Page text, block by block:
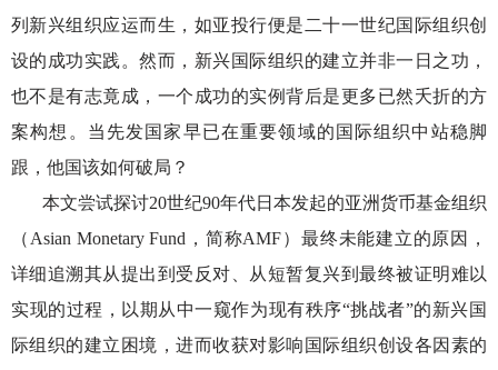
列新兴组织应运而生，如亚投行便是二十一世纪国际组织创
设的成功实践。然而，新兴国际组织的建立并非一日之功，
也不是有志竟成，一个成功的实例背后是更多已然夭折的方
案构想。当先发国家早已在重要领域的国际组织中站稳脚
跟，他国该如何破局？
本文尝试探讨20世纪90年代日本发起的亚洲货币基金组织
（Asian Monetary Fund，简称AMF）最终未能建立的原因，
详细追溯其从提出到受反对、从短暂复兴到最终被证明难以
实现的过程，以期从中一窥作为现有秩序“挑战者”的新兴国
际组织的建立困境，进而收获对影响国际组织创设各因素的